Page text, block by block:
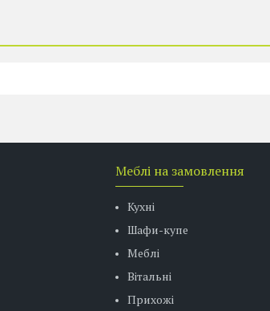
Меблі на замовлення
Кухні
Шафи-купе
Меблі
Вітальні
Прихожі